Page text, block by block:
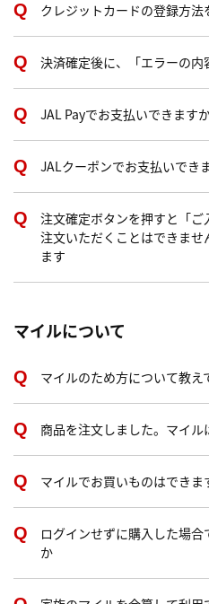
クレジットカードの登録方法
決済確定後に、「エラーの
JAL Payでお支払いできます
JALクーポンでお支払いでき
注文確定ボタンを押すと「
注文いただくことはできま
ます
マイルについて
マイルのため方について教え
商品を注文しました。マイ
マイルでお買いものはできま
ログインせずに購入した場
か